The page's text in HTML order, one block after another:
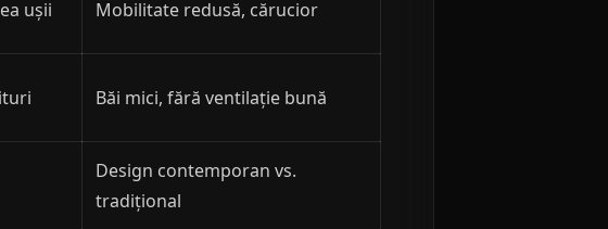
ușii Mobilitate redusă, cărucior
Băi mici, fără ventilație bună
Design contemporan vs.
tradițional